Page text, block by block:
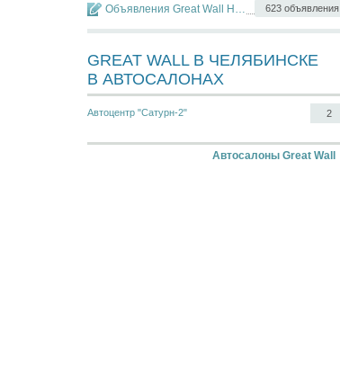
623 объявления
Объявления Great Wall Hover
GREAT WALL В ЧЕЛЯБИНСКЕ
В АВТОСАЛОНАХ
Автоцентр "Сатурн-2" 2
Автосалоны Great Wall